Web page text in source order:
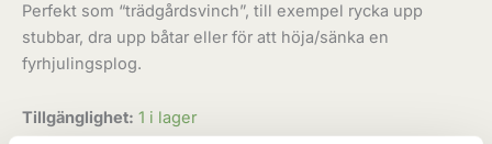
Perfekt som “trädgårdsvinch”, till exempel rycka upp
stubbar, dra upp båtar eller för att höja/sänka en
fyrhjulingsplog.
Tillgänglighet: 1 i lager